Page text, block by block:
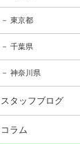
東京都
千葉県
神奈川県
スタッフブログ
コラム